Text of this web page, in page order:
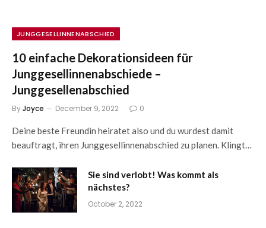
JUNGGESELLINNENABSCHIED
10 einfache Dekorationsideen für
Junggesellinnenabschiede –
Junggesellenabschied
ByJoyce December 9, 2022 0
Deine beste Freundin heiratet also und du wurdest damit
beauftragt, ihren Junggesellinnenabschied zu planen. Klingt…
Sie sind verlobt! Was kommt als
nächstes?
October 2, 2022